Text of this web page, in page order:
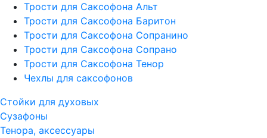
Трости для Саксофона Альт
Трости для Саксофона Баритон
Трости для Саксофона Сопранино
Трости для Саксофона Сопрано
Трости для Саксофона Тенор
Чехлы для саксофонов
Стойки для духовых
Сузафоны
Тенора, аксессуары